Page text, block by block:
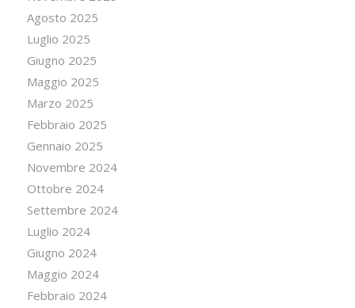
Agosto 2025
Luglio 2025
Giugno 2025
Maggio 2025
Marzo 2025
Febbraio 2025
Gennaio 2025
Novembre 2024
Ottobre 2024
Settembre 2024
Luglio 2024
Giugno 2024
Maggio 2024
Febbraio 2024